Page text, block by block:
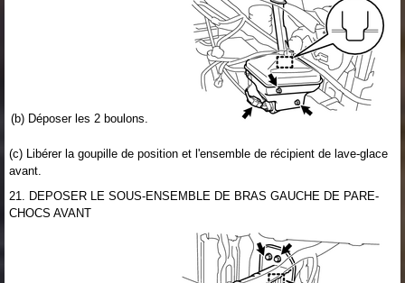
(b) Déposer les 2 boulons.
(c) Libérer la goupille de position et l'ensemble de récipient de lave-glace
avant.
21. DEPOSER LE SOUS-ENSEMBLE DE BRAS GAUCHE DE PARE-
CHOCS AVANT